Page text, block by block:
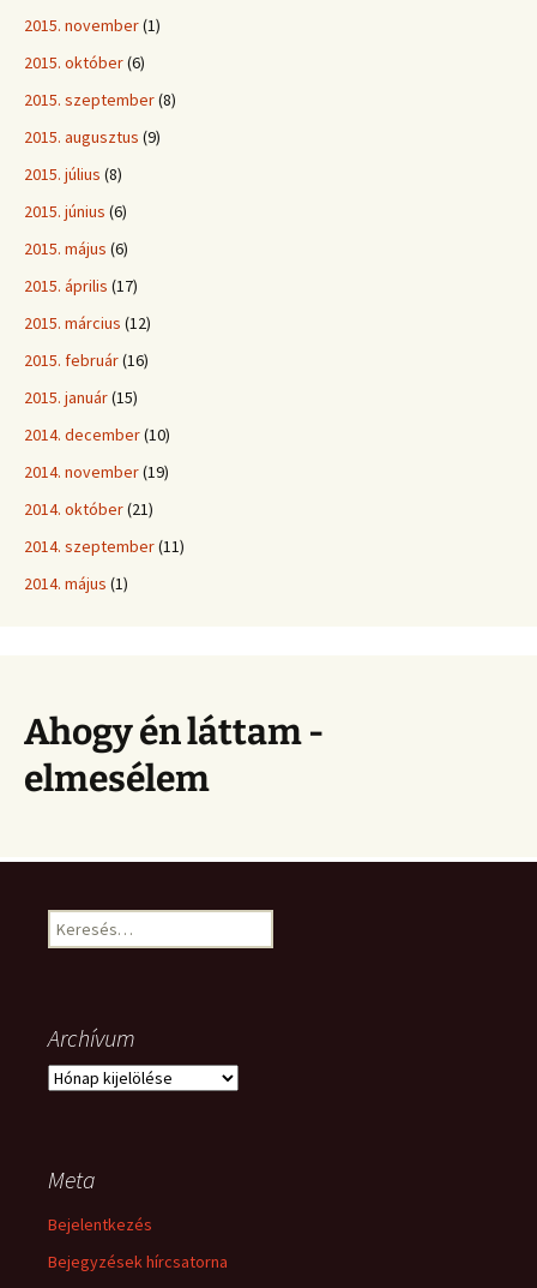
2015. november(1)
2015. október(6)
2015. szeptember(8)
2015. augusztus (9)
2015. július (8)
2015. június (6)
2015. május (6)
2015. április (17)
2015. március (12)
2015. február(16)
2015. január(15)
2014. december(10)
2014. november(19)
2014. október(21)
2014. szeptember(11)
2014. május (1)
Ahogy én láttam -
elmesélem
Keresés:
Archívum
Archívum
Meta
Bejelentkezés
Bejegyzések hírcsatorna